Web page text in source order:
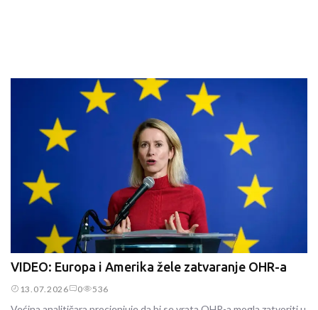
VIDEO: Europa i Amerika žele zatvaranje OHR-a
13.07.2026 0 536